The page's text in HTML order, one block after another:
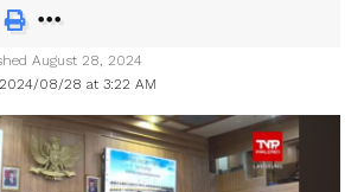
08/28 at 3:22 AM
August 28, 2024